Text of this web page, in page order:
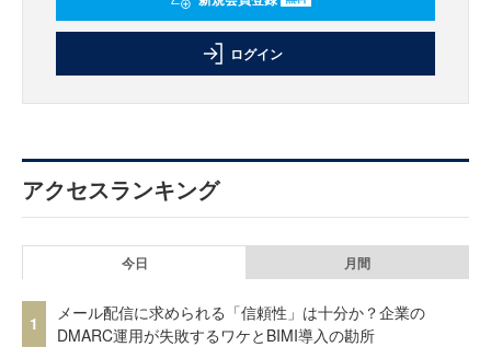
ログイン
アクセスランキング
今日 月間
1
メール配信に求められる「信頼性」は十分か？企業の
DMARC運用が失敗するワケとBIMI導入の勘所